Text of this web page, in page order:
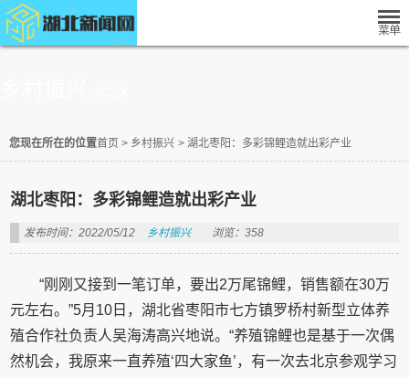
您现在所在的位置首页 > 乡村振兴 > 湖北枣阳：多彩锦鲤造就出彩产业
湖北枣阳：多彩锦鲤造就出彩产业
发布时间：2022/05/12 乡村振兴 浏览：358
“刚刚又接到一笔订单，要出2万尾锦鲤，销售额在30万
元左右。”5月10日，湖北省枣阳市七方镇罗桥村新型立体养
殖合作社负责人吴海涛高兴地说。“养殖锦鲤也是基于一次偶
然机会，我原来一直养殖‘四大家鱼’，有一次去北京参观学习